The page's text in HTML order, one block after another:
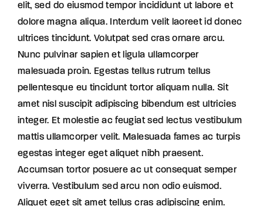
elit, sed do eiusmod tempor incididunt ut labore et
dolore magna aliqua. Interdum velit laoreet id donec
ultrices tincidunt. Volutpat sed cras ornare arcu.
Nunc pulvinar sapien et ligula ullamcorper
malesuada proin. Egestas tellus rutrum tellus
pellentesque eu tincidunt tortor aliquam nulla. Sit
amet nisl suscipit adipiscing bibendum est ultricies
integer. Et molestie ac feugiat sed lectus vestibulum
mattis ullamcorper velit. Malesuada fames ac turpis
egestas integer eget aliquet nibh praesent.
Accumsan tortor posuere ac ut consequat semper
viverra. Vestibulum sed arcu non odio euismod.
Aliquet eget sit amet tellus cras adipiscing enim.